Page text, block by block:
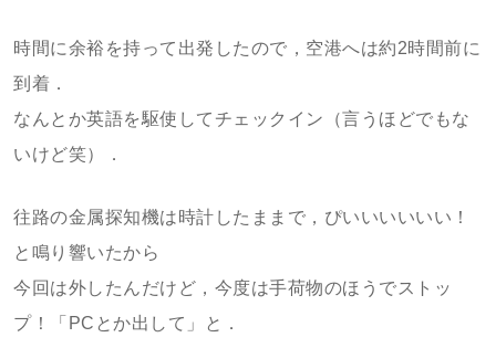
時間に余裕を持って出発したので，空港へは約2時間前に
到着．
なんとか英語を駆使してチェックイン（言うほどでもな
いけど笑）．
往路の金属探知機は時計したままで，ぴいいいいいい！
と鳴り響いたから
今回は外したんだけど，今度は手荷物のほうでストッ
プ！「PCとか出して」と．